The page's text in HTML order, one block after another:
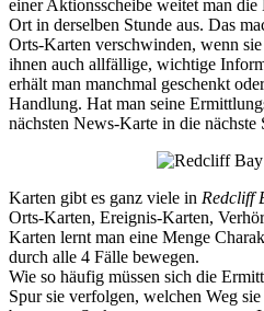
einer Aktionsscheibe weitet man
Ort in derselben Stunde aus. Das
Orts-Karten verschwinden, wenn
ihnen auch allfällige, wichtige
erhält man manchmal geschenkt
Handlung. Hat man seine
nächsten News-Karte in die nächste
Karten gibt es ganz viele in Redcliff
Orts-Karten, Ereignis-Karten,
Karten lernt man eine Menge
durch alle 4 Fälle bewegen.
Wie so häufig müssen sich die
Spur sie verfolgen, welchen Weg